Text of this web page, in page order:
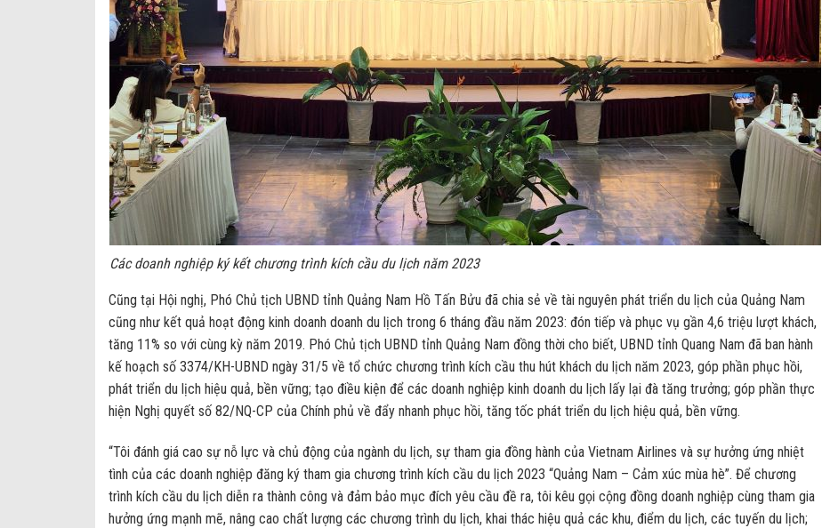
Các doanh nghiệp ký kết chương trình kích cầu du lịch năm 2023
Cũng tại Hội nghị, Phó Chủ tịch UBND tỉnh Quảng Nam Hồ Tấn Bửu đã chia sẻ về tài nguyên phát triển du lịch của Quảng Nam
cũng như kết quả hoạt động kinh doanh doanh du lịch trong 6 tháng đầu năm 2023: đón tiếp và phục vụ gần 4,6 triệu lượt khách,
tăng 11% so với cùng kỳ năm 2019. Phó Chủ tịch UBND tỉnh Quảng Nam đồng thời cho biết, UBND tỉnh Quang Nam đã ban hành
kế hoạch số 3374/KH-UBND ngày 31/5 về tổ chức chương trình kích cầu thu hút khách du lịch năm 2023, góp phần phục hồi,
phát triển du lịch hiệu quả, bền vững; tạo điều kiện để các doanh nghiệp kinh doanh du lịch lấy lại đà tăng trưởng; góp phần thực
hiện Nghị quyết số 82/NQ-CP của Chính phủ về đẩy nhanh phục hồi, tăng tốc phát triển du lịch hiệu quả, bền vững.
“Tôi đánh giá cao sự nỗ lực và chủ động của ngành du lịch, sự tham gia đồng hành của Vietnam Airlines và sự hưởng ứng nhiệt
tình của các doanh nghiệp đăng ký tham gia chương trình kích cầu du lịch 2023 “Quảng Nam – Cảm xúc mùa hè”. Để chương
trình kích cầu du lịch diễn ra thành công và đảm bảo mục đích yêu cầu đề ra, tôi kêu gọi cộng đồng doanh nghiệp cùng tham gia
hưởng ứng mạnh mẽ, nâng cao chất lượng các chương trình du lịch, khai thác hiệu quả các khu, điểm du lịch, các tuyến du lịch;